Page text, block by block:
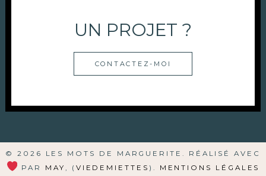
UN PROJET ?
CONTACTEZ-MOI
© 2026 LES MOTS DE MARGUERITE. RÉALISÉ AVEC
PAR MAY , ( VIEDEMIETTES ). MENTIONS LÉGALES